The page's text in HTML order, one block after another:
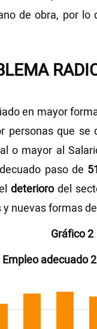
de obra, por lo
en mayor
personas que se
o mayor al
paso de
deteriorodel
nuevas formas de
Gráfico 2
Empleo adecuado